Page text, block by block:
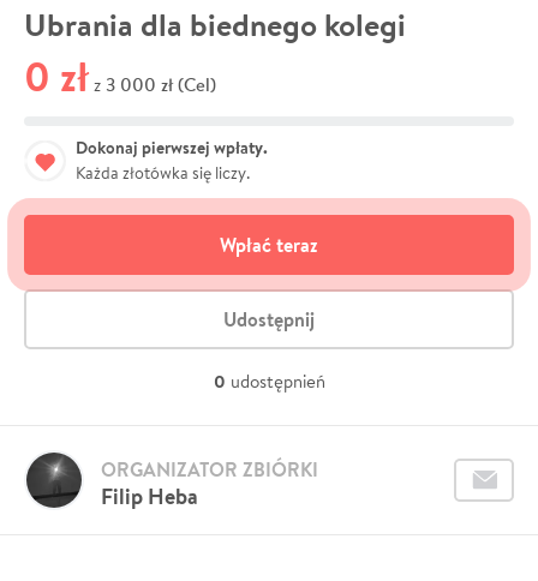
Ubrania dla biednego kolegi
0 zł z 3 000 zł (Cel)
Dokonaj pierwszej wpłaty.
Każda złotówka się liczy.
Wpłać teraz
Udostępnij
0 udostępnień
Filip Heba
ORGANIZATOR ZBIÓRKI